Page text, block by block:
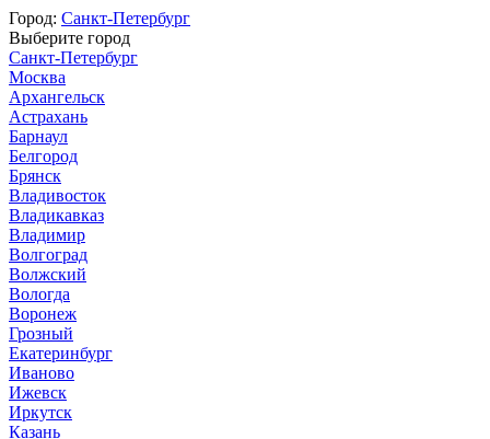
Город: Санкт-Петербург
Выберите город
Санкт-Петербург
Москва
Архангельск
Астрахань
Барнаул
Белгород
Брянск
Владивосток
Владикавказ
Владимир
Волгоград
Волжский
Вологда
Воронеж
Грозный
Екатеринбург
Иваново
Ижевск
Иркутск
Казань